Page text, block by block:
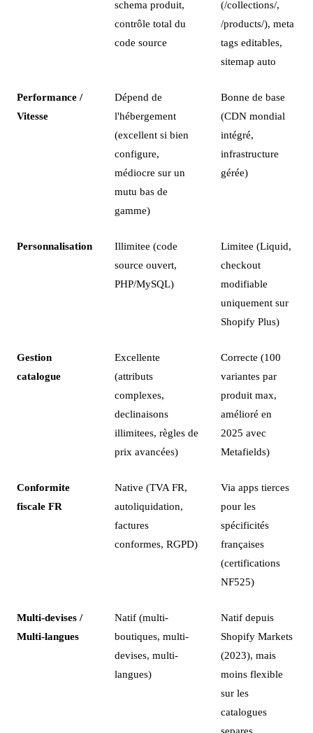
schema produit,
contrôle total du
code source
(/collections/,
/products/), meta
tags editables,
sitemap auto
Performance /
Vitesse
Dépend de
l'hébergement
(excellent si bien
configure,
médiocre sur un
mutu bas de
gamme)
Bonne de base
(CDN mondial
intégré,
infrastructure
gérée)
Personnalisation
Illimitee (code
source ouvert,
PHP/MySQL)
Limitee (Liquid,
checkout
modifiable
uniquement sur
Shopify Plus)
Gestion
catalogue
Excellente
(attributs
complexes,
declinaisons
illimitees, règles de
prix avancées)
Correcte (100
variantes par
produit max,
amélioré en
2025 avec
Metafields)
Conformite
fiscale FR
Native (TVA FR,
autoliquidation,
factures
conformes, RGPD)
Via apps tierces
pour les
spécificités
françaises
(certifications
NF525)
Multi-devises /
Multi-langues
Natif (multi-
boutiques, multi-
devises, multi-
langues)
Natif depuis
Shopify Markets
(2023), mais
moins flexible
sur les
catalogues
separes